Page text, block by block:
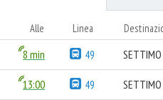
Alle Linea
8 min 49 SETTIMO
13:00 49 SETTIMO